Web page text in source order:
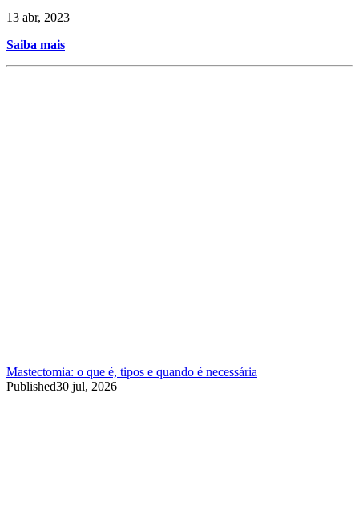
13 abr, 2023
Saiba mais
Mastectomia: o que é, tipos e quando é necessária
Published30 jul, 2026